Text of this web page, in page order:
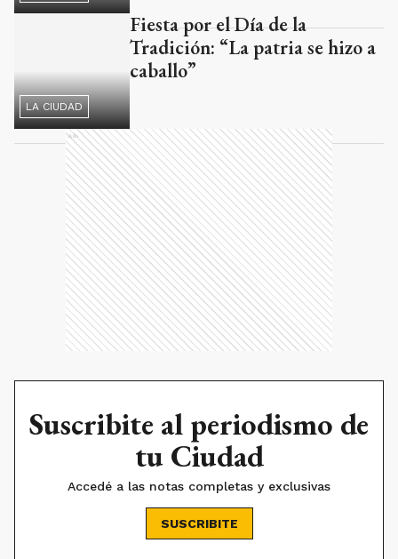
Suscribite al periodismo de
tu Ciudad
Accedé a las notas completas y exclusivas
SUSCRIBITE
Desfile cívico-criollo-militar